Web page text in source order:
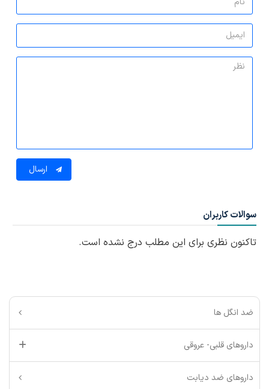
ارسال
سوالات کاربران
تاکنون نظری برای این مطلب درج نشده است.
ضد انگل ها
داروهای قلبی- عروقی
داروهای ضد دیابت